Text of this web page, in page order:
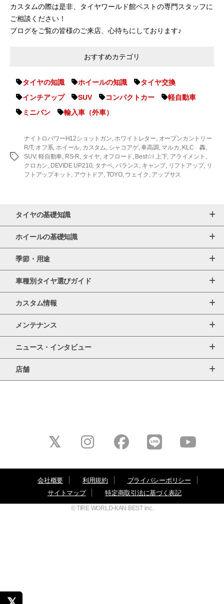
カスタムの際は是非、タイヤワールド館ベストの専門スタッフに
ご相談ください！
ブログをご覧の皆様のご来店、心待ちにしております♪
おすすめカテゴリ
タイヤの知識 ホイールの知識
タイヤ交換
インチアップ
SUV コンパクトカー
軽自動車
ミニバン
輸入車（外車）
タ
ナイトロパワーH12ショットガン,ホワイトレター, オープンカントリー
R/T, オフ系,ホイール, カスタム, シャコアゲ,車高調 , マルカ , KLC 轟,
SUV,軽自動車, RS-R, タイヤ, オフロード, Best☆i 上下, アライメント ,
クロカン, DEVIDE UP210, タナベ,バランス, キャンプ, リフトアップ, リ
フトアップキット , アウトドア, TOYO, ウェイク , アップサス
タイヤの基礎知識
ホイールの基礎知識
季節・用途
車種別タイヤ選びガイド
カスタム情報
メンテナンス
ニュース・インタビュー
店舗
会社概要 利用規約
プライバシーポリシー
サイトマップ
特定商取引法に基づく表記
© TIRE WORLD-KAN BEST inc.